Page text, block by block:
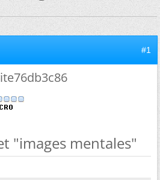
#1
"images mentales"